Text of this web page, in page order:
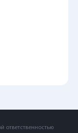
ответственностью